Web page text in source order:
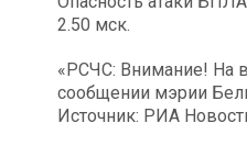
2.50 мск.
«РСЧС: Внимание! На
сообщении мэрии
Источник: РИА